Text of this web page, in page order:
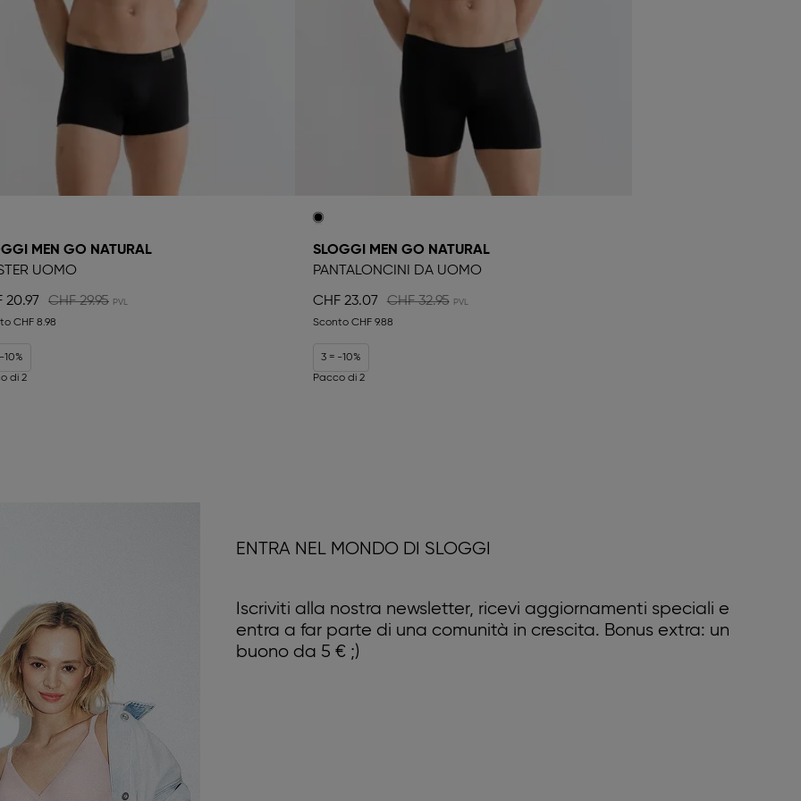
MEN GO NATURAL
UOMO
20.97 CHF 29.95
CHF 8.98
10%
di 2
SLOGGI MEN GO NATURAL
PANTALONCINI DA UOMO
CHF 23.07 CHF 32.95
Sconto CHF 9.88
3 = -10%
Pacco di 2
ENTRA NEL MONDO DI SLOGGI
Iscriviti alla nostra newsletter, ricevi aggiornamenti speciali e
entra a far parte di una comunità in crescita. Bonus extra: un
buono da 5 € ;)